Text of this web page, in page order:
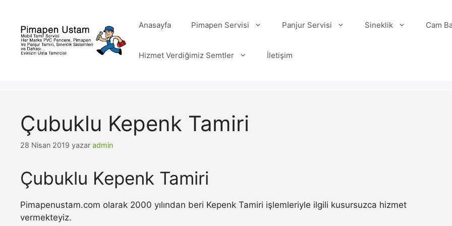
Anasayfa Pimapen Servisi Panjur Servisi Sineklik Cam
Hizmet Verdiğimiz Semtler İletişim
Çubuklu Kepenk Tamiri
28 Nisan 2019 yazar admin
Çubuklu Kepenk Tamiri
Pimapenustam.com olarak 2000 yılından beri Kepenk Tamiri işlemleriyle ilgili kusursuzca hizmet
vermekteyiz.